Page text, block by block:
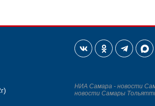
НИА Самара - новости
новости Самары